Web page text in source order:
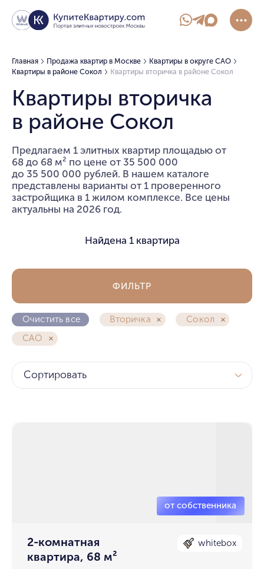
Главная Продажа квартир в Москве
Квартиры в округе САО
Квартиры в районе Сокол
Квартиры вторичка в районе Сокол
Квартиры вторичка
в районе Сокол
Предлагаем 1 элитных квартир площадью от
68 до 68 м² по цене от 35 500 000
до 35 500 000 рублей. В нашем каталоге
представлены варианты от 1 проверенного
застройщика в 1 жилом комплексе. Все цены
актуальны на 2026 год.
Найдена 1 квартира
Очистить все Вторичка
Сокол
САО
ФИЛЬТР
Сортировать
2-комнатная
квартира, 68 м²
whitebox